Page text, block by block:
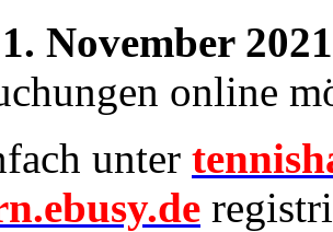
1. November 2021
online
unter